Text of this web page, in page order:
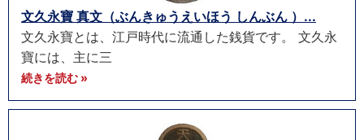
文久永寶 真文（ぶんきゅうえいほう しんぶん ）...
文久永寶とは、江戸時代に流通した銭貨です。 文久永
寶には、主に三
続きを読む »